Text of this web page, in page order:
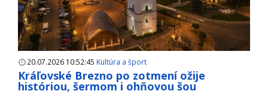
20.07.2026 10:52:45 Kultúra a šport
Kráľovské Brezno po zotmení ožije
históriou, šermom i ohňovou šou